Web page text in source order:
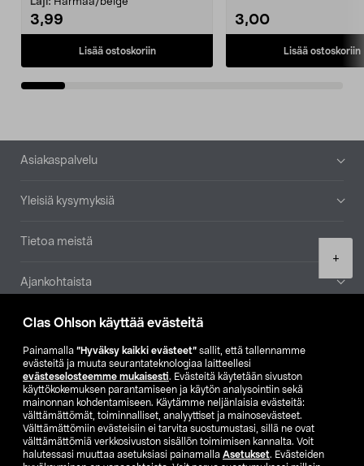
Clas Ohlson käyttää evästeitä
Painamalla ”Hyväksy kaikki evästeet” sallit, että tallennamme
evästeitä ja muuta seurantateknologiaa laitteellesi
evästeselosteemme mukaisesti. Evästeitä käytetään sivuston
käyttökokemuksen parantamiseen ja käytön analysointiin sekä
mainonnan kohdentamiseen. Käytämme neljänlaisia evästeitä:
välttämättömät, toiminnalliset, analyyttiset ja mainosevästeet.
Välttämättömiin evästeisiin ei tarvita suostumustasi, sillä ne ovat
välttämättömiä verkkosivuston sisällön toimimisen kannalta. Voit
halutessasi muuttaa asetuksiasi painamalla Asetukset. Evästeiden
+
3,99
Lisää ostoskoriin
3,00
Lisää ostoskoriin
Alatunniste
Asiakaspalvelu
Yleisiä kysymyksiä
Tietoa meistä
Ajankohtaista
Muut yrityksemme
Etsi myymälä
SE NO FI
FI SV